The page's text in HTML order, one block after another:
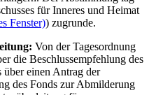
für Inneres und Heimat
Fenster)) zugrunde.
Von der Tagesordnung
die Beschlussempfehlung des
über einen Antrag der
des Fonds zur Abmilderung